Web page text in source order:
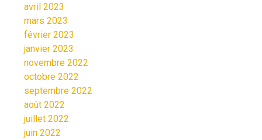
avril 2023
mars 2023
février 2023
janvier 2023
novembre 2022
octobre 2022
septembre 2022
août 2022
juillet 2022
juin 2022